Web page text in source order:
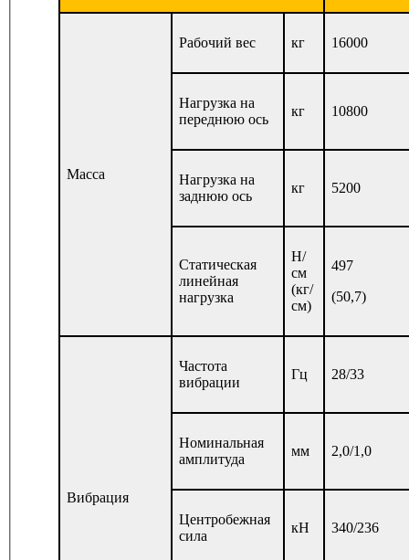
Масса
Рабочий вес кг 16000
Нагрузка на
переднюю ось
кг 10800
Нагрузка на
заднюю ось
кг 5200
Статическая
линейная
нагрузка
Н/
см
(кг/
см)
497
(50,7)
Вибрация
Частота
вибрации
Гц 28/33
Номинальная
амплитуда
мм 2,0/1,0
Центробежная
сила
кН 340/236